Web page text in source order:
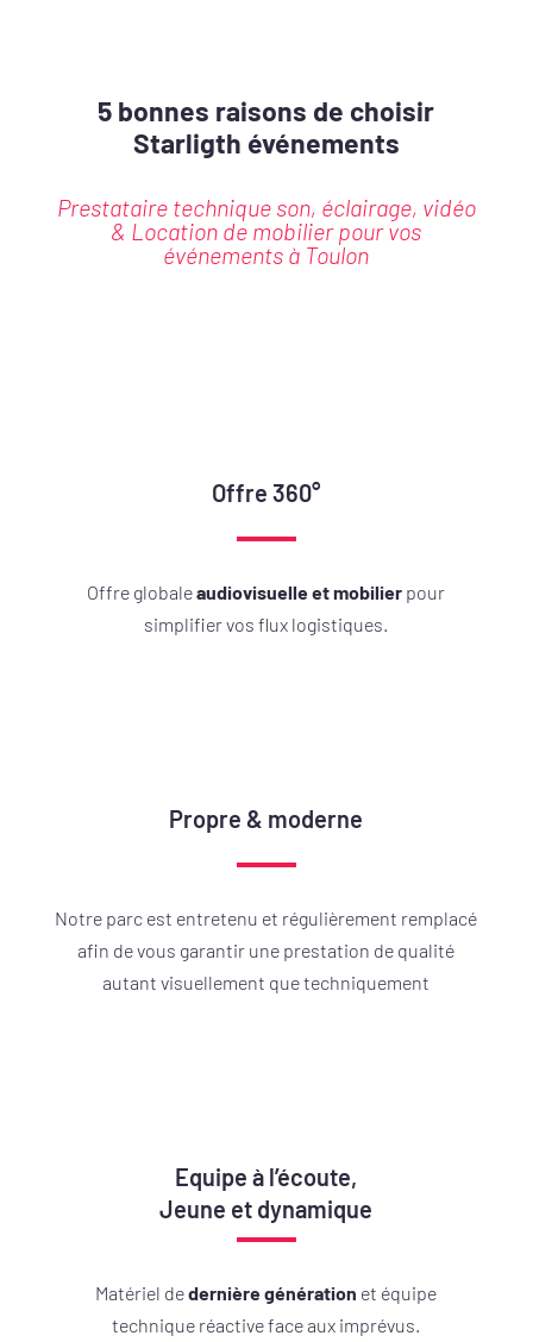
5 bonnes raisons de choisir
Starligth événements
Prestataire technique son, éclairage, vidéo
& Location de mobilier pour vos
événements à Toulon
Offre 360°
Offre globaleaudiovisuelle et mobilier pour
simplifier vos flux logistiques.
Propre & moderne
Notre parc est entretenu et régulièrement remplacé
afin de vous garantir une prestation de qualité
autant visuellement que techniquement
Equipe à l’écoute,
Jeune et dynamique
Matériel dedernière génération et équipe
technique réactive face aux imprévus.